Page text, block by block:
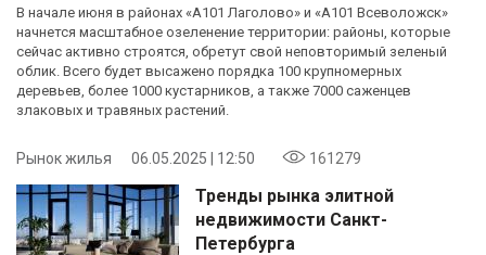
В начале июня в районах «А101 Лаголово» и «А101 Всеволожск»
начнется масштабное озеленение территории: районы, которые
сейчас активно строятся, обретут свой неповторимый зеленый
облик. Всего будет высажено порядка 100 крупномерных
деревьев, более 1000 кустарников, а также 7000 саженцев
злаковых и травяных растений.
Рынок жилья 06.05.2025 | 12:50 161279
Тренды рынка элитной
недвижимости Санкт-
Петербурга